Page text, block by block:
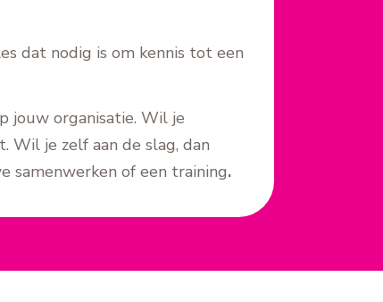
dat nodig is om kennis tot een
jouw organisatie. Wil je
Wil je zelf aan de slag, dan
samenwerken of een training.